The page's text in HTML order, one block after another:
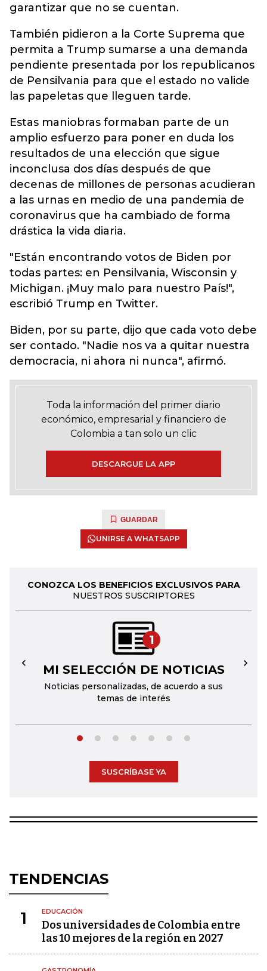
garantizar que no se cuentan.
También pidieron a la Corte Suprema que
permita a Trump sumarse a una demanda
pendiente presentada por los republicanos
de Pensilvania para que el estado no valide
las papeletas que lleguen tarde.
Estas maniobras formaban parte de un
amplio esfuerzo para poner en duda los
resultados de una elección que sigue
inconclusa dos días después de que
decenas de millones de personas acudieran
a las urnas en medio de una pandemia de
coronavirus que ha cambiado de forma
drástica la vida diaria.
"Están encontrando votos de Biden por
todas partes: en Pensilvania, Wisconsin y
Michigan. ¡Muy malo para nuestro País!",
escribió Trump en Twitter.
Biden, por su parte, dijo que cada voto debe
ser contado. "Nadie nos va a quitar nuestra
democracia, ni ahora ni nunca", afirmó.
Toda la información del primer diario
económico, empresarial y financiero de
Colombia a tan solo un clic
DESCARGUE LA APP
GUARDAR
UNIRSE A WHATSAPP
CONOZCA LOS BENEFICIOS EXCLUSIVOS PARA
NUESTROS SUSCRIPTORES
1
MI SELECCIÓN DE NOTICIAS
Noticias personalizadas, de acuerdo a sus
temas de interés
← →
SUSCRÍBASE YA
TENDENCIAS
1 EDUCACIÓN
Dos universidades de Colombia entre
las 10 mejores de la región en 2027